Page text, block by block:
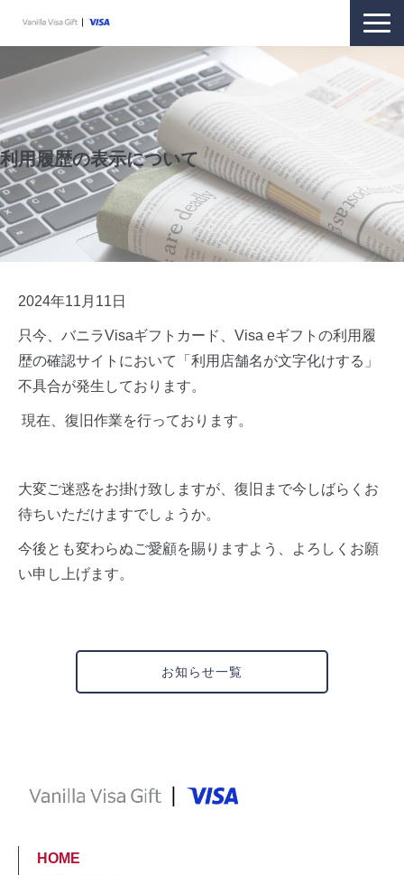
商品紹介
購入方法
利用方法
ギフトをお持ちの方
お客さまサポート
オンラインストア
利用履歴の表示について
2024年11月11日
只今、バニラVisaギフトカード、Visa eギフトの利用履
歴の確認サイトにおいて「利用店舗名が文字化けする」
不具合が発生しております。
現在、復旧作業を行っております。
大変ご迷惑をお掛け致しますが、復旧まで今しばらくお
待ちいただけますでしょうか。
今後とも変わらぬご愛顧を賜りますよう、よろしくお願
い申し上げます。
お知らせ一覧
HOME